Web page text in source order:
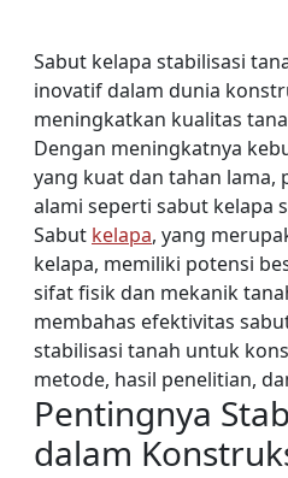
Sabut kelapa stabilisasi
inovatif dalam dunia
meningkatkan kualitas
Dengan meningkatnya
yang kuat dan tahan lama,
alami seperti sabut kelapa
Sabut kelapa, yang
kelapa, memiliki potensi
sifat fisik dan mekanik
membahas efektivitas
stabilisasi tanah untuk
metode, hasil penelitian,
Pentingnya
dalam